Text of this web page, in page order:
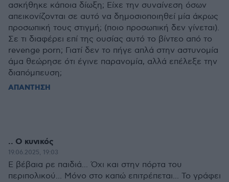
ασκήθηκε κάποια δίωξη; Είχε την συναίνεση όσων
απεικονίζονται σε αυτό να δημοσιοποιηθεί μία άκρως
προσωπική τους στιγμή; (ποιο προσωπική δεν γίνεται).
Σε τι διαφέρει επί της ουσίας αυτό το βίντεο από το
revenge porn; Γιατί δεν το πήγε απλά στην αστυνομία
άμα θεώρησε ότι έγινε παρανομία, αλλά επέλεξε την
διαπόμπευση;
ΑΠΑΝΤΗΣΗ
.. Ο κυνικός
19.06.2025, 19:03
Ε βέβαια ρε παιδιά... Όχι και στην πόρτα του
περιπολικού... Μόνο στο καπώ επιτρέπεται... Το γράφει